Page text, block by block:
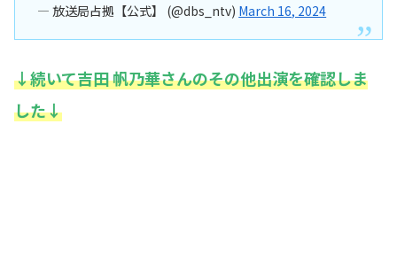
— 放送局占拠【公式】 (@dbs_ntv) March 16, 2024
↓続いて吉田 帆乃華さんのその他出演を確認しま
した↓